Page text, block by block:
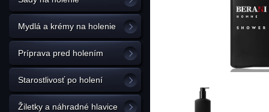
Mydlá a krémy na holenie
Príprava pred holením
Starostlivosť po holení
Žiletky a náhradné hlavice